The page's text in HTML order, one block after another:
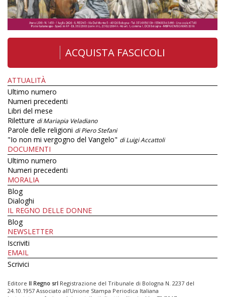
ACQUISTA FASCICOLI
ATTUALITÀ
Ultimo numero
Numeri precedenti
Libri del mese
Riletture di Mariapia Veladiano
Parole delle religioni di Piero Stefani
"Io non mi vergogno del Vangelo" di Luigi Accattoli
DOCUMENTI
Ultimo numero
Numeri precedenti
MORALIA
Blog
Dialoghi
IL REGNO DELLE DONNE
Blog
NEWSLETTER
Iscriviti
EMAIL
Scrivici
Editore Il Regno srl Registrazione del Tribunale di Bologna N. 2237 del
24.10.1957 Associato all’Unione Stampa Periodica Italiana